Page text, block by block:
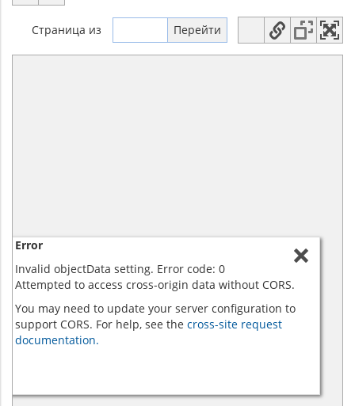
Страница из
Error
Invalid objectData setting. Error code: 0
Attempted to access cross-origin data without CORS.
You may need to update your server configuration to
support CORS. For help, see the cross-site request
documentation.